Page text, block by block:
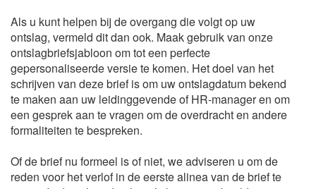
Als u kunt helpen bij de overgang die volgt op uw
ontslag, vermeld dit dan ook. Maak gebruik van onze
ontslagbriefsjabloon om tot een perfecte
gepersonaliseerde versie te komen. Het doel van het
schrijven van deze brief is om uw ontslagdatum bekend
te maken aan uw leidinggevende of HR-manager en om
een gesprek aan te vragen om de overdracht en andere
formaliteiten te bespreken.
Of de brief nu formeel is of niet, we adviseren u om de
reden voor het verlof in de eerste alinea van de brief te